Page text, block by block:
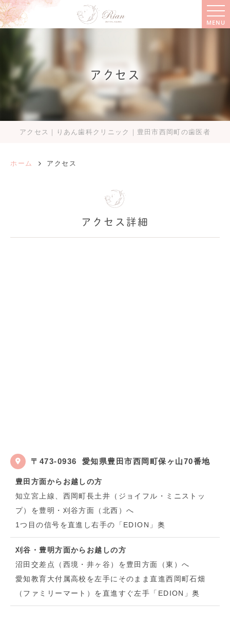
MENU
アクセス
アクセス｜りあん歯科クリニック｜豊田市西岡町の歯医者
ホーム アクセス
アクセス詳細
〒473-0936 愛知県豊田市西岡町保ヶ山70番地
豊田方面からお越しの方
知立宮上線、西岡町長土井（ジョイフル・ミニストッ
プ）を豊明・刈谷方面（北西）へ
1つ目の信号を直進し右手の「EDION」奥
刈谷・豊明方面からお越しの方
沼田交差点（西境・井ヶ谷）を豊田方面（東）へ
愛知教育大付属高校を左手にそのまま直進西岡町石畑
（ファミリーマート）を直進すぐ左手「EDION」奥